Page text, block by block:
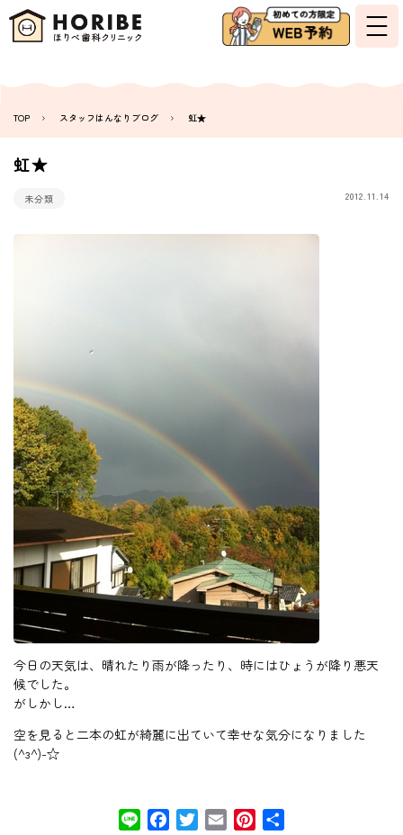
TOP スタッフはんなりブログ 虹★
虹★
未分類 2012.11.14
今日の天気は、晴れたり雨が降ったり、時にはひょうが降り悪天
候でした。
がしかし…
空を見ると二本の虹が綺麗に出ていて幸せな気分になりました
(^з^)-☆
Line FacebookTwitter
Email Pinterest